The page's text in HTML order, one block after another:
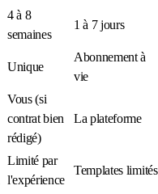
4 à 8
semaines
1 à 7 jours
Unique
Abonnement à
vie
Vous (si
contrat bien
rédigé)
La plateforme
Limité par
l'expérience
Templates limités